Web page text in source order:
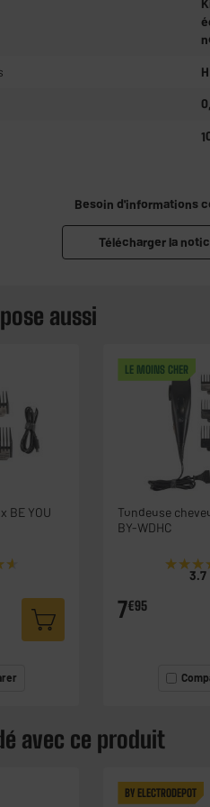
Besoin d'informations
Télécharger la
aussi
BE YOU
LE MOINS CHER
Tondeuse
BY-WDHC
3.7
7€95
avec ce produit
BY ELECTRODEPOT